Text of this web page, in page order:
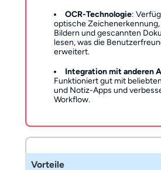
OCR-Technologie:
optische Zeichenerkennung,
Bildern und gescannten
lesen, was die
erweitert.
Integration mit anderen
Funktioniert gut mit
und Notiz-Apps und
Workflow.
Vorteile